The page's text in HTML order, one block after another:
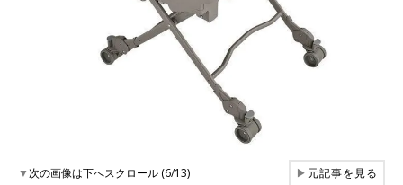
▼次の画像は下へスクロール (6/13) ▶元記事を見る